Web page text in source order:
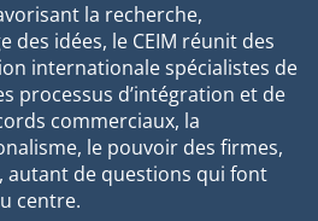
la recherche,
des idées, le CEIM réunit des
internationale spécialistes de
processus d’intégration et de
commerciaux, la
le pouvoir des firmes,
autant de questions qui font
centre.